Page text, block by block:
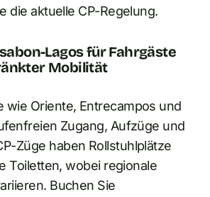
die aktuelle CP-Regelung.
Lagos für Fahrgäste
Mobilität
wie Oriente, Entrecampos und
Zugang, Aufzüge und
Züge haben Rollstuhlplätze
Toiletten, wobei regionale
Buchen Sie